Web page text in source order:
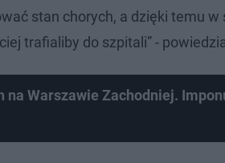
stan chorych, a dzięki temu
trafialiby do szpitali” -
na Warszawie Zachodniej.